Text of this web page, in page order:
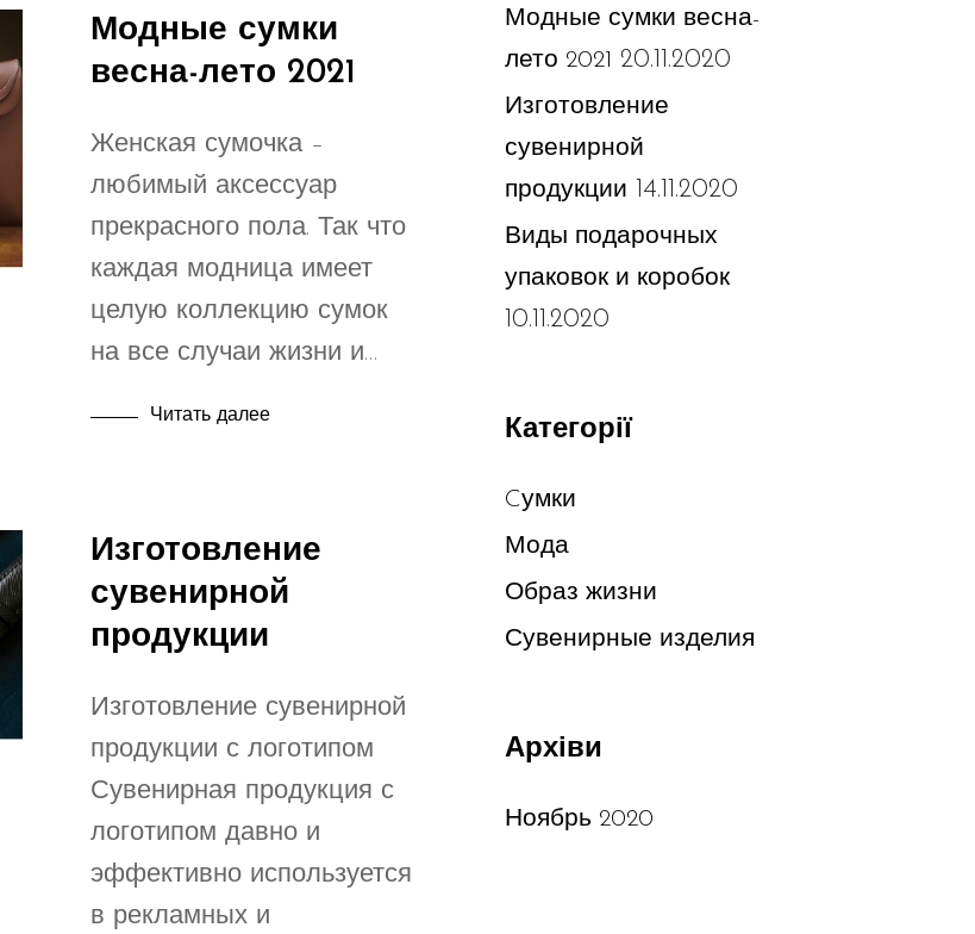
Модные сумки
весна-лето 2021
Женская сумочка –
любимый аксессуар
прекрасного пола. Так что
каждая модница имеет
целую коллекцию сумок
на все случаи жизни и…
Читать далее
Изготовление
сувенирной
продукции
Изготовление сувенирной
продукции с логотипом
Сувенирная продукция с
логотипом давно и
эффективно используется
в рекламных и
Модные сумки весна-
лето 2021 20.11.2020
Изготовление
сувенирной
продукции 14.11.2020
Виды подарочных
упаковок и коробок
10.11.2020
Категорії
Cумки
Мода
Образ жизни
Сувенирные изделия
Архіви
Ноябрь 2020